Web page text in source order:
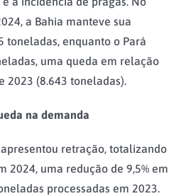
a Bahia manteve sua
toneladas, enquanto o Pará
uma queda em relação
2023 (8.643 toneladas).
na demanda
retração, totalizando
2024, uma redução de 9,5% em
processadas em 2023.